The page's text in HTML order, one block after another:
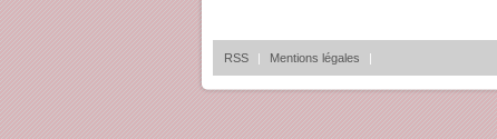
RSS | Mentions légales |